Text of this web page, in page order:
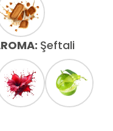
: Şeftali